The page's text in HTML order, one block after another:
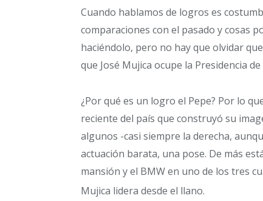
Cuando hablamos de logros es
comparaciones con el pasado y cosas
haciéndolo, pero no hay que olvidar
que José Mujica ocupe la Presidencia de
¿Por qué es un logro el Pepe? Por lo
reciente del país que construyó su
algunos -casi siempre la derecha,
actuación barata, una pose. De más
mansión y el BMW en uno de los tres
Mujica lidera desde el llano.